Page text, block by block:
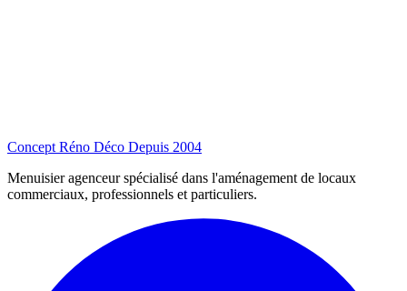
Concept Réno Déco Depuis 2004
Menuisier agenceur spécialisé dans l'aménagement de locaux
commerciaux, professionnels et particuliers.